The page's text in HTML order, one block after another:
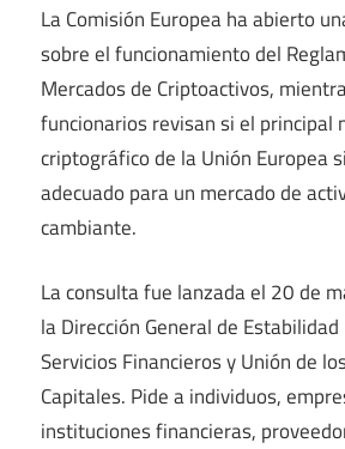
La Comisión Europea ha abierto
sobre el funcionamiento del
Mercados de Criptoactivos,
funcionarios revisan si el principal
criptográfico de la Unión Europea
adecuado para un mercado de
cambiante.
La consulta fue lanzada el 20 de
la Dirección General de
Servicios Financieros y Unión de
Capitales. Pide a individuos,
instituciones financieras,